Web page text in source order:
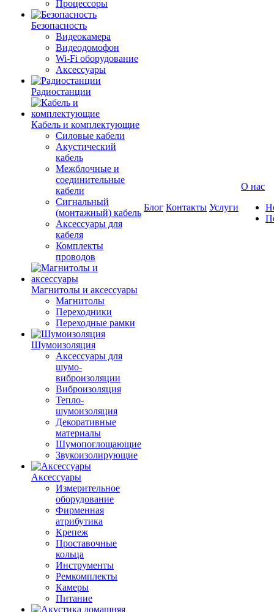
Процессоры
Безопасность
Видеокамера
Видеодомофон
Wi-Fi оборудование
Аксессуары
Радиостанции
Кабель и комплектующие
Силовые кабели
Акустический
кабель
Межблочные и
соединительные
кабели
Сигнальный
(монтажный) кабель
Аксессуары для
кабеля
Комплекты
проводов
Магнитолы и аксессуары
Магнитолы
Переходники
Переходные рамки
Шумоизоляция
Аксессуары для
шумо-
виброизоляции
Виброизоляция
Тепло-
шумоизоляция
Декоративные
материалы
Шумопоглощающие
Звукоизолирующие
Аксессуары
Измерительное
оборудование
Фирменная
атрибутика
Крепеж
Проставочные
кольца
Инструменты
Ремкомплекты
Камеры
Питание
Блог Контакты Услуги
О нас